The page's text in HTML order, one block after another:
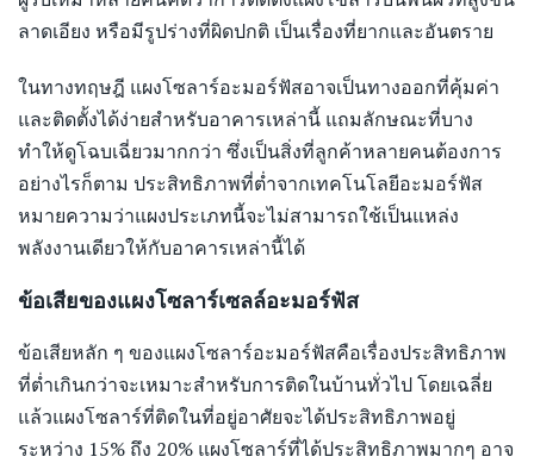
You must be 20+ to access the
website.
Are you over 20 years of age?
No
ลาดเอียง หรือมีรูปร่างที่ผิดปกติ เป็นเรื่องที่ยากและอันตราย
ในทางทฤษฎี แผงโซลาร์อะมอร์ฟัสอาจเป็นทางออกที่คุ้มค่า
และติดตั้งได้ง่ายสำหรับอาคารเหล่านี้ แถมลักษณะที่บาง
ทำให้ดูโฉบเฉี่ยวมากกว่า ซึ่งเป็นสิ่งที่ลูกค้าหลายคนต้องการ
อย่างไรก็ตาม ประสิทธิภาพที่ต่ำจากเทคโนโลยีอะมอร์ฟัส
หมายความว่าแผงประเภทนี้จะไม่สามารถใช้เป็นแหล่ง
พลังงานเดียวให้กับอาคารเหล่านี้ได้
ข้อเสียของแผงโซลาร์เซลล์อะมอร์ฟัส
ข้อเสียหลัก ๆ ของแผงโซลาร์อะมอร์ฟัสคือเรื่องประสิทธิภาพ
ที่ต่ำเกินกว่าจะเหมาะสำหรับการติดในบ้านทั่วไป โดยเฉลี่ย
แล้วแผงโซลาร์ที่ติดในที่อยู่อาศัยจะได้ประสิทธิภาพอยู่
ระหว่าง 15% ถึง 20% แผงโซลาร์ที่ได้ประสิทธิภาพมากๆ อาจ